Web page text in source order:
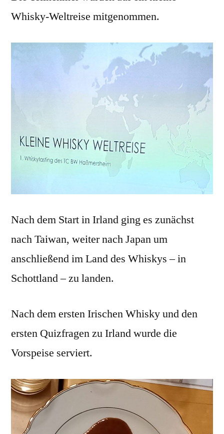
Whisky-Weltreise mitgenommen.
Nach dem Start in Irland ging es zunächst
nach Taiwan, weiter nach Japan um
anschließend im Land des Whiskys – in
Schottland – zu landen.
Nach dem ersten Irischen Whisky und den
ersten Quizfragen zu Irland wurde die
Vorspeise serviert.